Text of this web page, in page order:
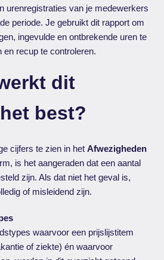
urenregistraties van je medewerkers
periode. Je gebruikt dit rapport om
ingevulde en ontbrekende uren te
en recup te controleren.
dit
best?
cijfers te zien in hetAfwezigheden
is het aangeraden dat een aantal
zijn. Als dat niet het geval is,
of misleidend zijn.
waarvoor een prijslijstitem
of ziekte) én waarvoor